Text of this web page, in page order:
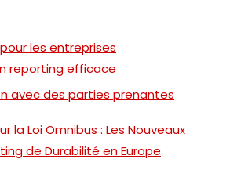
les entreprises
reporting efficace
avec des parties prenantes
la Loi Omnibus : Les Nouveaux
de Durabilité en Europe